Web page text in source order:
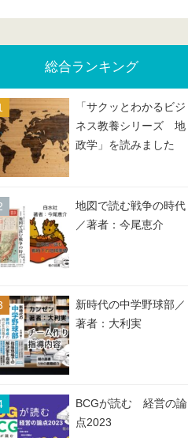
総合ランキング
「サクッとわかるビジ
ネス教養シリーズ 地
政学」を読みました
地図で読む戦争の時代
／著者：今尾恵介
新時代の中学野球部／
著者：大利実
BCGが読む 経営の論
点2023